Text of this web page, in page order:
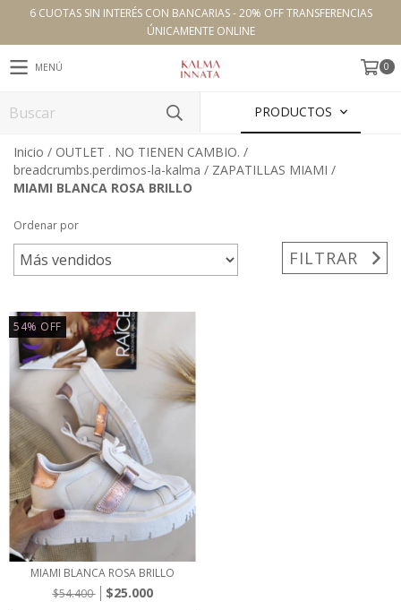
6 CUOTAS SIN INTERÉS CON BANCARIAS - 20% OFF TRANSFERENCIAS
ÚNICAMENTE ONLINE
MENÚ 0
PRODUCTOS
Inicio / OUTLET . NO TIENEN CAMBIO. /
breadcrumbs.perdimos-la-kalma / ZAPATILLAS MIAMI /
MIAMI BLANCA ROSA BRILLO
Ordenar por
FILTRAR
54% OFF
MIAMI BLANCA ROSA BRILLO
$54.400
$25.000